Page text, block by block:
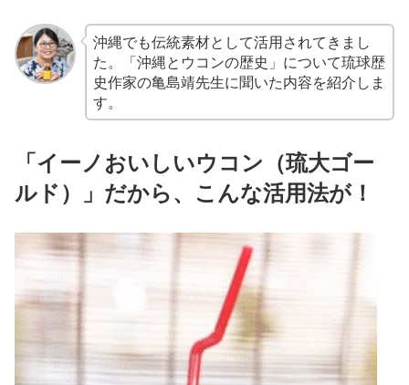
沖縄でも伝統素材として活用されてきまし
た。「沖縄とウコンの歴史」について琉球歴
史作家の亀島靖先生に聞いた内容を紹介しま
す。
「イーノおいしいウコン（琉大ゴー
ルド）」だから、こんな活用法が！